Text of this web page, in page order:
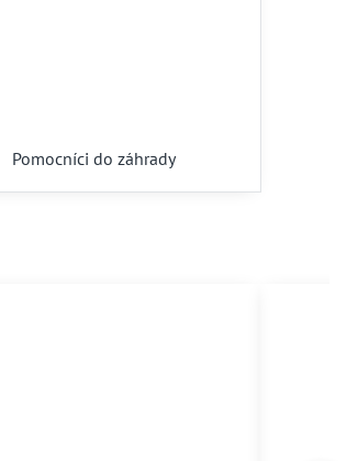
Pomocníci do záhrady